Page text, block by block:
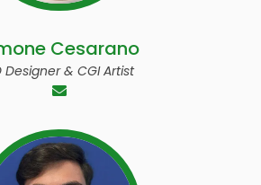
Cesarano
Designer & CGI Artist